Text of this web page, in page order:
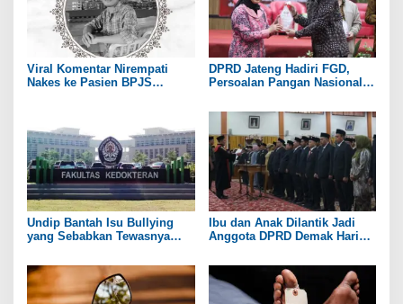
o
Viral Komentar Nirempati
Nakes ke Pasien BPJS
DPRD Jateng Hadiri FGD,
Persoalan Pangan Nasional
Undip Bantah Isu Bullying
yang Sebabkan Tewasnya
Ibu dan Anak Dilantik Jadi
Anggota DPRD Demak Hari